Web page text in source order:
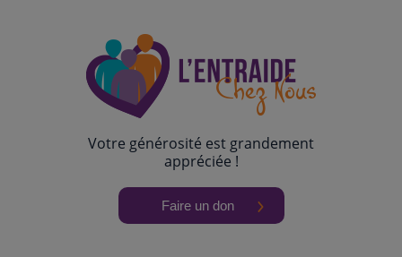
Votre générosité est grandement
appréciée !
Faire un don